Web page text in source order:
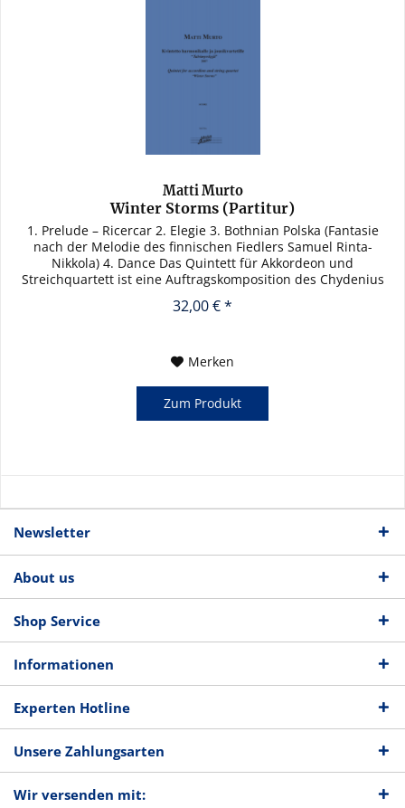
Matti Murto
Winter Storms (Partitur)
1. Prelude – Ricercar 2. Elegie 3. Bothnian Polska (Fantasie
nach der Melodie des finnischen Fiedlers Samuel Rinta-
Nikkola) 4. Dance Das Quintett für Akkordeon und
Streichquartett ist eine Auftragskomposition des Chydenius
32,00 € *
Merken
Zum Produkt
Newsletter
About us
Shop Service
Informationen
Experten Hotline
Unsere Zahlungsarten
Wir versenden mit: